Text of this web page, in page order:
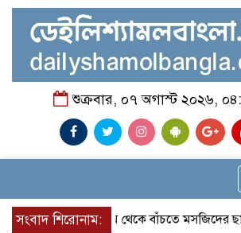
শুক্রবার, ০৭ অগাস্ট ২০২৬,
সংবাদ শিরোনাম:গরম থেকে বাঁচতে মসজিদের ছাদে উঠে